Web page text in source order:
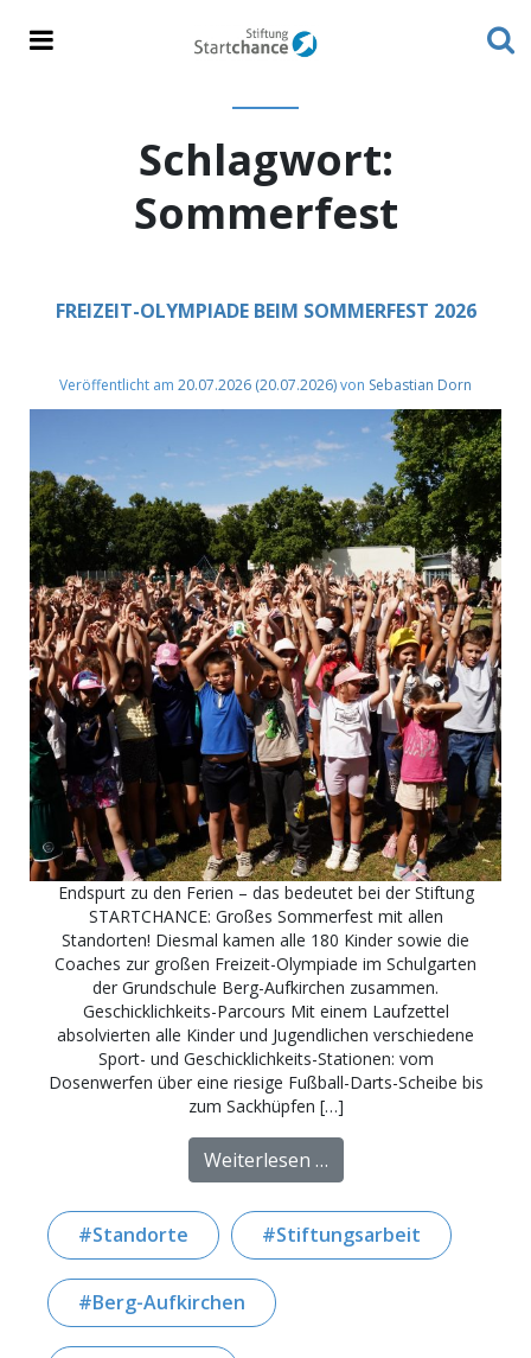
Schlagwort:
Sommerfest
FREIZEIT-OLYMPIADE BEIM SOMMERFEST 2026
Veröffentlicht am 20.07.2026 (20.07.2026)von Sebastian Dorn
Endspurt zu den Ferien – das bedeutet bei der Stiftung
STARTCHANCE: Großes Sommerfest mit allen
Standorten! Diesmal kamen alle 180 Kinder sowie die
Coaches zur großen Freizeit-Olympiade im Schulgarten
der Grundschule Berg-Aufkirchen zusammen.
Geschicklichkeits-Parcours Mit einem Laufzettel
absolvierten alle Kinder und Jugendlichen verschiedene
Sport- und Geschicklichkeits-Stationen: vom
Dosenwerfen über eine riesige Fußball-Darts-Scheibe bis
zum Sackhüpfen […]
Weiterlesen …from Freizeit-
Standorte Stiftungsarbeit
Berg-Aufkirchen